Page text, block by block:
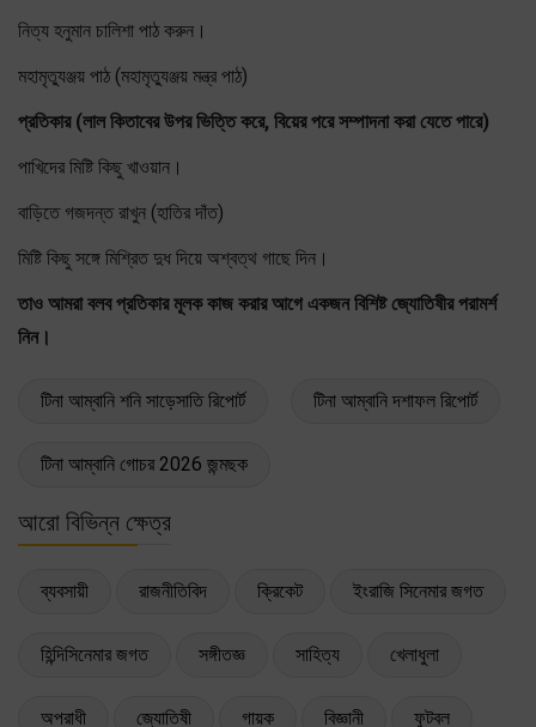
নিত্য হনুমান চালিশা পাঠ করুন।
মহামৃত্যুঞ্জয় পাঠ (মহামৃত্যুঞ্জয় মন্ত্র পাঠ)
প্রতিকার (লাল কিতাবের উপর ভিত্তি করে, বিয়ের পরে সম্পাদনা করা যেতে পারে)
পাখিদের মিষ্টি কিছু খাওয়ান।
বাড়িতে গজদন্ত রাখুন (হাতির দাঁত)
মিষ্টি কিছু সঙ্গে মিশ্রিত দুধ দিয়ে অশ্বত্থ গাছে দিন।
তাও আমরা বলব প্রতিকার মূলক কাজ করার আগে একজন বিশিষ্ট জ্যোতিষীর পরামর্শ
নিন।
টিনা আম্বানি শনি সাড়েসাতি রিপোর্ট টিনা আম্বানি দশাফল রিপোর্ট
টিনা আম্বানি গোচর 2026 জন্মছক
আরো বিভিন্ন ক্ষেত্র
ব্যবসায়ী রাজনীতিবিদ ক্রিকেট ইংরাজি সিনেমার জগত
হিন্দিসিনেমার জগত সঙ্গীতজ্ঞ সাহিত্য খেলাধুলা
অপরাধী জ্যোতিষী গায়ক বিজ্ঞানী ফুটবল